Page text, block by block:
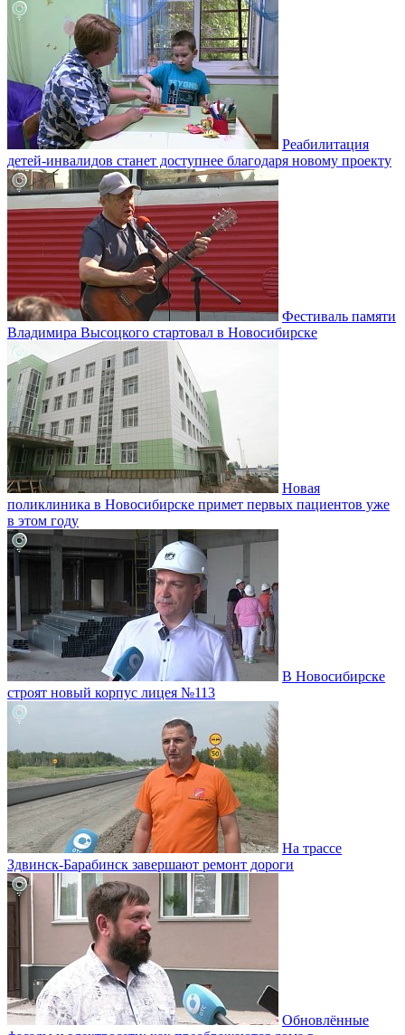
Реабилитация
детей-инвалидов станет доступнее благодаря новому проекту
Фестиваль памяти
Владимира Высоцкого стартовал в Новосибирске
Новая
поликлиника в Новосибирске примет первых пациентов уже
в этом году
В Новосибирске
строят новый корпус лицея №113
На трассе
Здвинск-Барабинск завершают ремонт дороги
Обновлённые